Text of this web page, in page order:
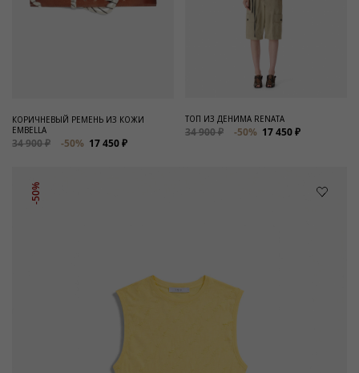
КОРИЧНЕВЫЙ РЕМЕНЬ ИЗ КОЖИ
EMBELLA
34 900 ₽ -50% 17 450 ₽
ТОП ИЗ ДЕНИМА RENATA
34 900 ₽ -50% 17 450 ₽
-50%